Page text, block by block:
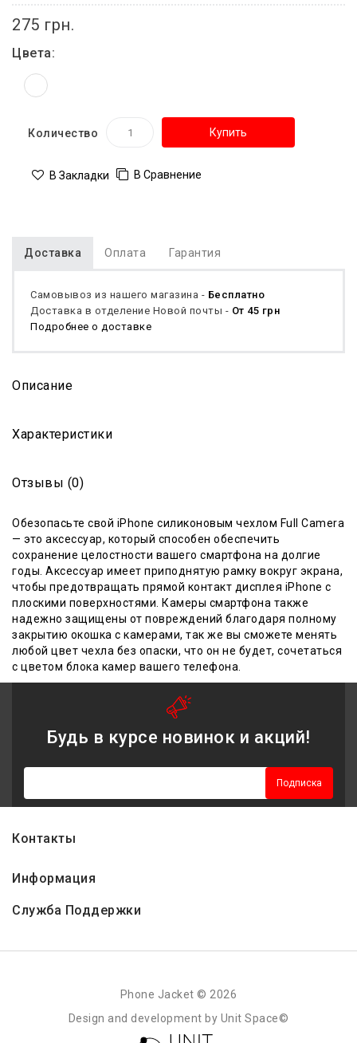
275 грн.
Цвета:
Количество Купить
В Закладки В Сравнение
Доставка Оплата Гарантия
Самовывоз из нашего магазина - Бесплатно
Доставка в отделение Новой почты - От 45 грн
Подробнее о доставке
Описание
Характеристики
Отзывы (0)
Обезопасьте свой iPhone силиконовым чехлом Full Camera
— это аксессуар, который способен обеспечить
сохранение целостности вашего смартфона на долгие
годы. Аксессуар имеет приподнятую рамку вокруг экрана,
чтобы предотвращать прямой контакт дисплея iPhone с
плоскими поверхностями. Камеры смартфона также
надежно защищены от повреждений благодаря полному
закрытию окошка с камерами, так же вы сможете менять
любой цвет чехла без опаски, что он не будет, сочетаться
с цветом блока камер вашего телефона.
Будь в курсе новинок и акций!
Подписка
Контакты
Информация
Служба Поддержки
Phone Jacket © 2026
Design and development by Unit Space©